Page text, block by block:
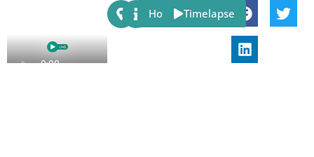
Share:
Host Timelapse